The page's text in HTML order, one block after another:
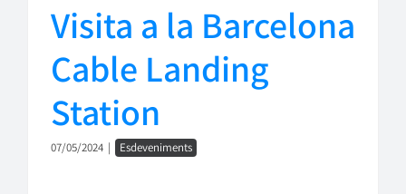
Visita a la Barcelona
Cable Landing
Station
07/05/2024 | Esdeveniments